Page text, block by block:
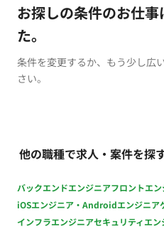
お探しの条件のお仕
た。
条件を変更するか、もう少し広
さい。
他の職種で求人・案件を探
バックエンドエンジニアフロントエ
iOSエンジニア・Androidエンジニア
インフラエンジニアセキュリティエン